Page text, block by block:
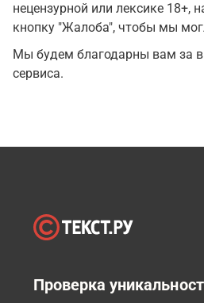
нецензурной или лексике 18+,
кнопку "Жалоба", чтобы мы
Мы будем благодарны вам за
сервиса.
Проверка